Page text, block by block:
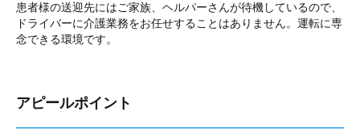
患者様の送迎先にはご家族、ヘルパーさんが待機しているので、
ドライバーに介護業務をお任せすることはありません。運転に専
念できる環境です。
アピールポイント